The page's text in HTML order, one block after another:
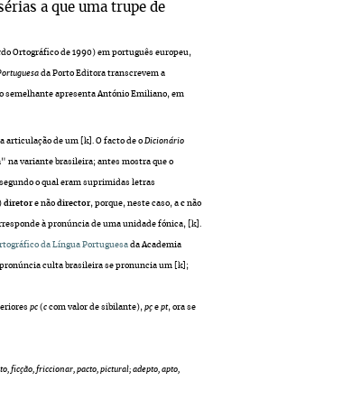
a que uma trupe de
Ortográfico de 1990) em português europeu,
da Porto Editora transcrevem a
semelhante apresenta António Emiliano, em
articulação de um [k]. O facto de o Dicionário
na variante brasileira; antes mostra que o
o qual eram suprimidas letras
diretor e não director, porque, neste caso, a c não
à pronúncia de uma unidade fónica, [k].
da Língua Portuguesa da Academia
culta brasileira se pronuncia um [k];
pc ( c com valor de sibilante), pç e pt, ora se
ficção, friccionar, pacto, pictural; adepto, apto,